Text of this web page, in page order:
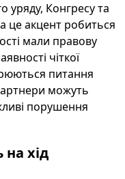
уряду, Конгресу та
це акцент робиться
мали правову
чіткої
питання
можуть
порушення
хід